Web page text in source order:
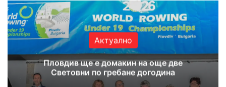
Актуално
Пловдив ще е домакин на още две
Световни по гребане догодина